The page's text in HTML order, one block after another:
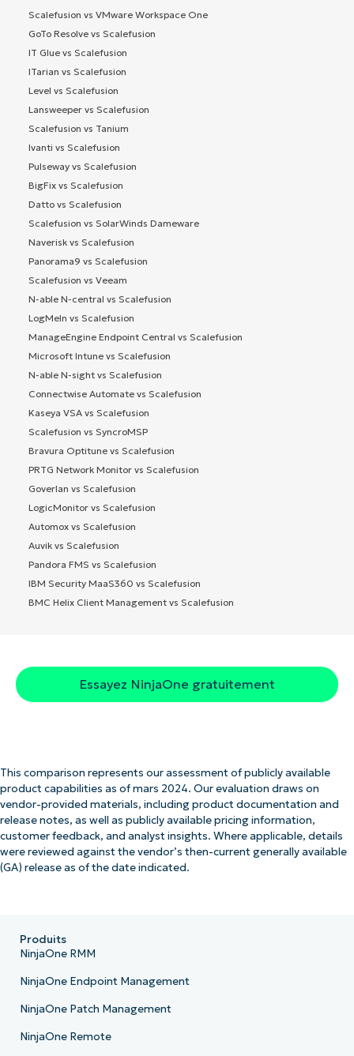
Scalefusion vs VMware Workspace One
GoTo Resolve vs Scalefusion
IT Glue vs Scalefusion
ITarian vs Scalefusion
Level vs Scalefusion
Lansweeper vs Scalefusion
Scalefusion vs Tanium
Ivanti vs Scalefusion
Pulseway vs Scalefusion
BigFix vs Scalefusion
Datto vs Scalefusion
Scalefusion vs SolarWinds Dameware
Naverisk vs Scalefusion
Panorama9 vs Scalefusion
Scalefusion vs Veeam
N-able N-central vs Scalefusion
LogMeIn vs Scalefusion
ManageEngine Endpoint Central vs Scalefusion
Microsoft Intune vs Scalefusion
N-able N-sight vs Scalefusion
Connectwise Automate vs Scalefusion
Kaseya VSA vs Scalefusion
Scalefusion vs SyncroMSP
Bravura Optitune vs Scalefusion
PRTG Network Monitor vs Scalefusion
Goverlan vs Scalefusion
LogicMonitor vs Scalefusion
Automox vs Scalefusion
Auvik vs Scalefusion
Pandora FMS vs Scalefusion
IBM Security MaaS360 vs Scalefusion
BMC Helix Client Management vs Scalefusion
Essayez NinjaOne gratuitement
This comparison represents our assessment of publicly available
product capabilities as of mars 2024. Our evaluation draws on
vendor-provided materials, including product documentation and
release notes, as well as publicly available pricing information,
customer feedback, and analyst insights. Where applicable, details
were reviewed against the vendor’s then-current generally available
(GA) release as of the date indicated.
Produits
NinjaOne RMM
NinjaOne Endpoint Management
NinjaOne Patch Management
NinjaOne Remote